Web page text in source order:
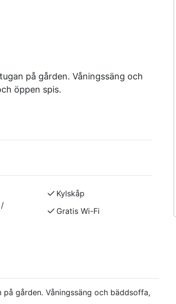
på gården. Våningssäng och
öppen spis.
Kylskåp
Gratis Wi-Fi
gården. Våningssäng och bäddsoffa,